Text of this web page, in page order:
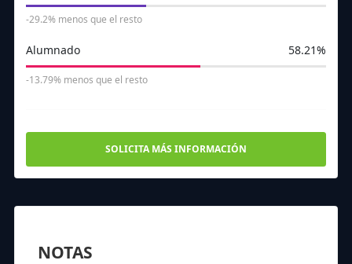
-29.2% menos que el resto
Alumnado 58.21%
-13.79% menos que el resto
SOLICITA MÁS INFORMACIÓN
NOTAS
297433109353353 44 75 88